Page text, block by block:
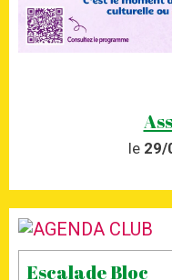
le 29/
Escalade Bloc